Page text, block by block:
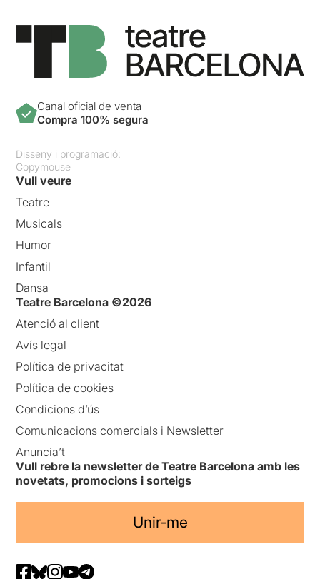
Canal oficial de venta
Compra 100% segura
Disseny i programació:
Copymouse
Vull veure
Teatre
Musicals
Humor
Infantil
Dansa
Teatre Barcelona ©2026
Atenció al client
Avís legal
Política de privacitat
Política de cookies
Condicions d’ús
Comunicacions comercials i Newsletter
Anuncia’t
Vull rebre la newsletter de Teatre Barcelona amb les
novetats, promocions i sorteigs
Unir-me